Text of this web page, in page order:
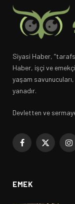
Siyasi Haber,
Haber, işçi ve
yaşam
yanadır.
Devletten ve
Facebook
X
EMEK